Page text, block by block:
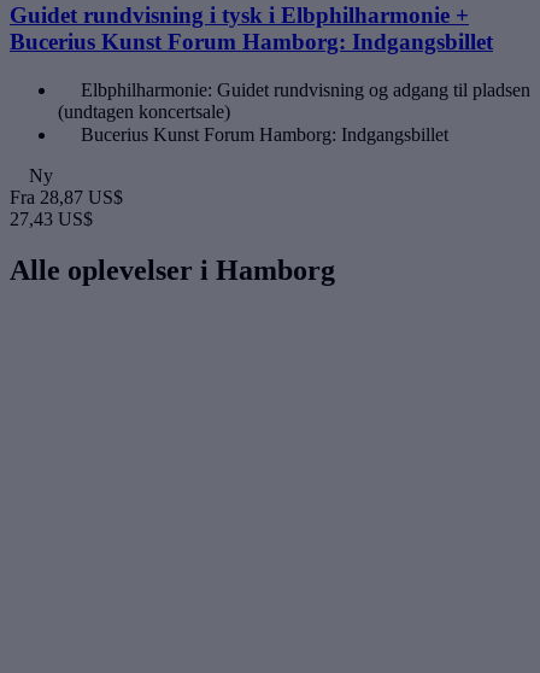
Guidet rundvisning i tysk i Elbphilharmonie +
Bucerius Kunst Forum Hamborg: Indgangsbillet
Elbphilharmonie: Guidet rundvisning og adgang til pladsen
(undtagen koncertsale)
Bucerius Kunst Forum Hamborg: Indgangsbillet
Ny
Fra 28,87 US$
27,43 US$
Alle oplevelser i Hamborg